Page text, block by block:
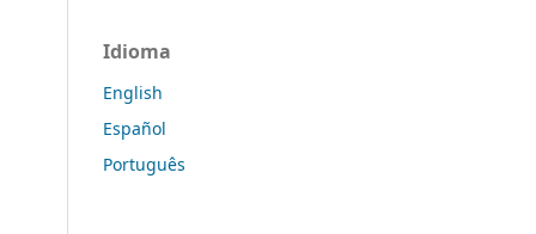
Idioma
English
Español
Português